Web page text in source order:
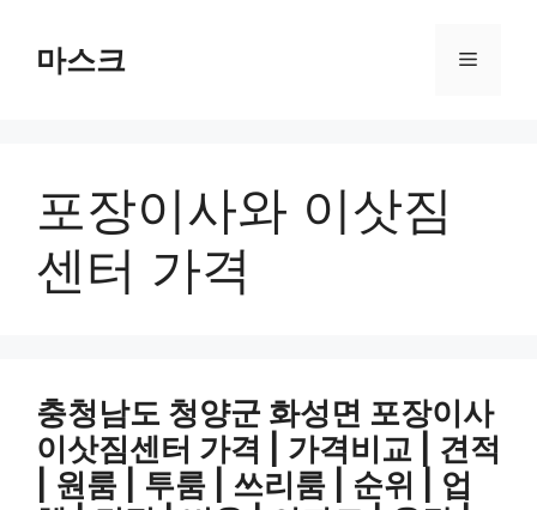
마스크 메
포장이사와 이삿짐
센터 가격
충청남도 청양군 화성면 포장이사
이삿짐센터 가격 | 가격비교 | 견적
| 원룸 | 투룸 | 쓰리룸 | 순위 | 업